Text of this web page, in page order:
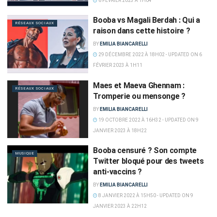
RÉSEAUX SOCIAUX
Booba vs Magali Berdah : Qui a
raison dans cette histoire ?
BY EMILIA BIANCARELLI
29 DÉCEMBRE 2022 À 18H02 - UPDATED ON 6
FÉVRIER 2023 À 1H11
RÉSEAUX SOCIAUX
Maes et Maeva Ghennam :
Tromperie ou mensonge ?
BY EMILIA BIANCARELLI
19 OCTOBRE 2022 À 16H32 - UPDATED ON 9
JANVIER 2023 À 18H22
MUSIQUE
Booba censuré ? Son compte
Twitter bloqué pour des tweets
anti-vaccins ?
BY EMILIA BIANCARELLI
8 JANVIER 2022 À 15H50 - UPDATED ON 9
JANVIER 2023 À 22H12